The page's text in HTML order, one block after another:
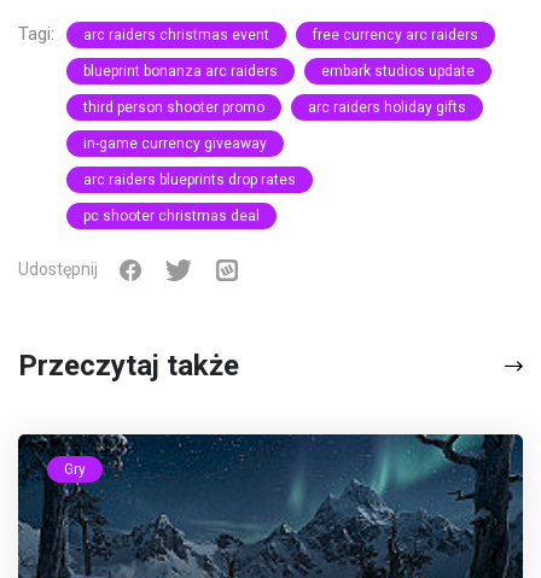
Tagi: arc raiders christmas event free currency arc raiders
blueprint bonanza arc raiders embark studios update
third person shooter promo arc raiders holiday gifts
in-game currency giveaway
arc raiders blueprints drop rates
pc shooter christmas deal
Udostępnij
Przeczytaj także
Gry